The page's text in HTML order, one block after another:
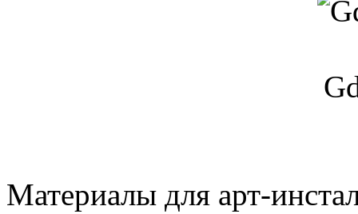
Материалы для арт-